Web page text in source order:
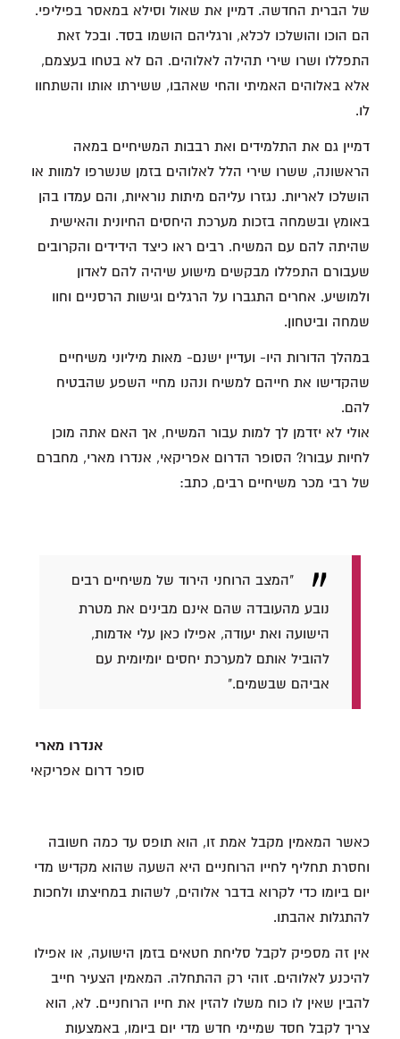
של הברית החדשה. דמיין את שאול וסילא במאסר בפיליפי.
הם הוכו והושלכו לכלא, ורגליהם הושמו בסד. ובכל זאת
התפללו ושרו שירי תהילה לאלוהים. הם לא בטחו בעצמם,
אלא באלוהים האמיתי והחי שאהבו, ששירתו אותו והשתחוו
לו.
דמיין גם את התלמידים ואת רבבות המשיחיים במאה
הראשונה, ששרו שירי הלל לאלוהים בזמן שנשרפו למוות או
הושלכו לאריות. נגזרו עליהם מיתות נוראיות, והם עמדו בהן
באומץ ובשמחה בזכות מערכת היחסים החיונית והאישית
שהיתה להם עם המשיח. רבים ראו כיצד הידידים והקרובים
שעבורם התפללו מבקשים מישוע שיהיה להם לאדון
ולמושיע. אחרים התגברו על הרגלים וגישות הרסניים וחוו
שמחה וביטחון.
במהלך הדורות היו- ועדיין ישנם- מאות מיליוני משיחיים
שהקדישו את חייהם למשיח ונהנו מחיי השפע שהבטיח
להם.
אולי לא יזדמן לך למות עבור המשיח, אך האם אתה מוכן
לחיות עבורו? הסופר הדרום אפריקאי, אנדרו מארי, מחברם
של רבי מכר משיחיים רבים, כתב:
"המצב הרוחני הירוד של משיחיים רבים
נובע מהעובדה שהם אינם מבינים את מטרת
הישועה ואת יעודה, אפילו כאן עלי אדמות,
להוביל אותם למערכת יחסים יומיומית עם
אביהם שבשמים."
אנדרו מארי
סופר דרום אפריקאי
כאשר המאמין מקבל אמת זו, הוא תופס עד כמה חשובה
וחסרת תחליף לחייו הרוחניים היא השעה שהוא מקדיש מדי
יום ביומו כדי לקרוא בדבר אלוהים, לשהות במחיצתו ולחכות
להתגלות אהבתו.
אין זה מספיק לקבל סליחת חטאים בזמן הישועה, או אפילו
להיכנע לאלוהים. זוהי רק ההתחלה. המאמין הצעיר חייב
להבין שאין לו כוח משלו להזין את חייו הרוחניים. לא, הוא
צריך לקבל חסד שמיימי חדש מדי יום ביומו, באמצעות